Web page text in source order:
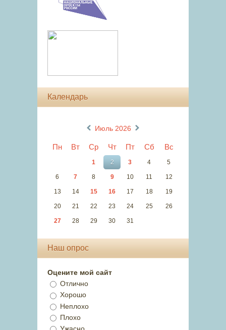
Календарь
Июль 2026
Пн Вт Ср Чт Пт Сб Вс
1 2 3 4 5
6 7 8 9 10 11 12
13 14 15 16 17 18 19
20 21 22 23 24 25 26
27 28 29 30 31
Наш опрос
Оцените мой сайт
Отлично
Хорошо
Неплохо
Плохо